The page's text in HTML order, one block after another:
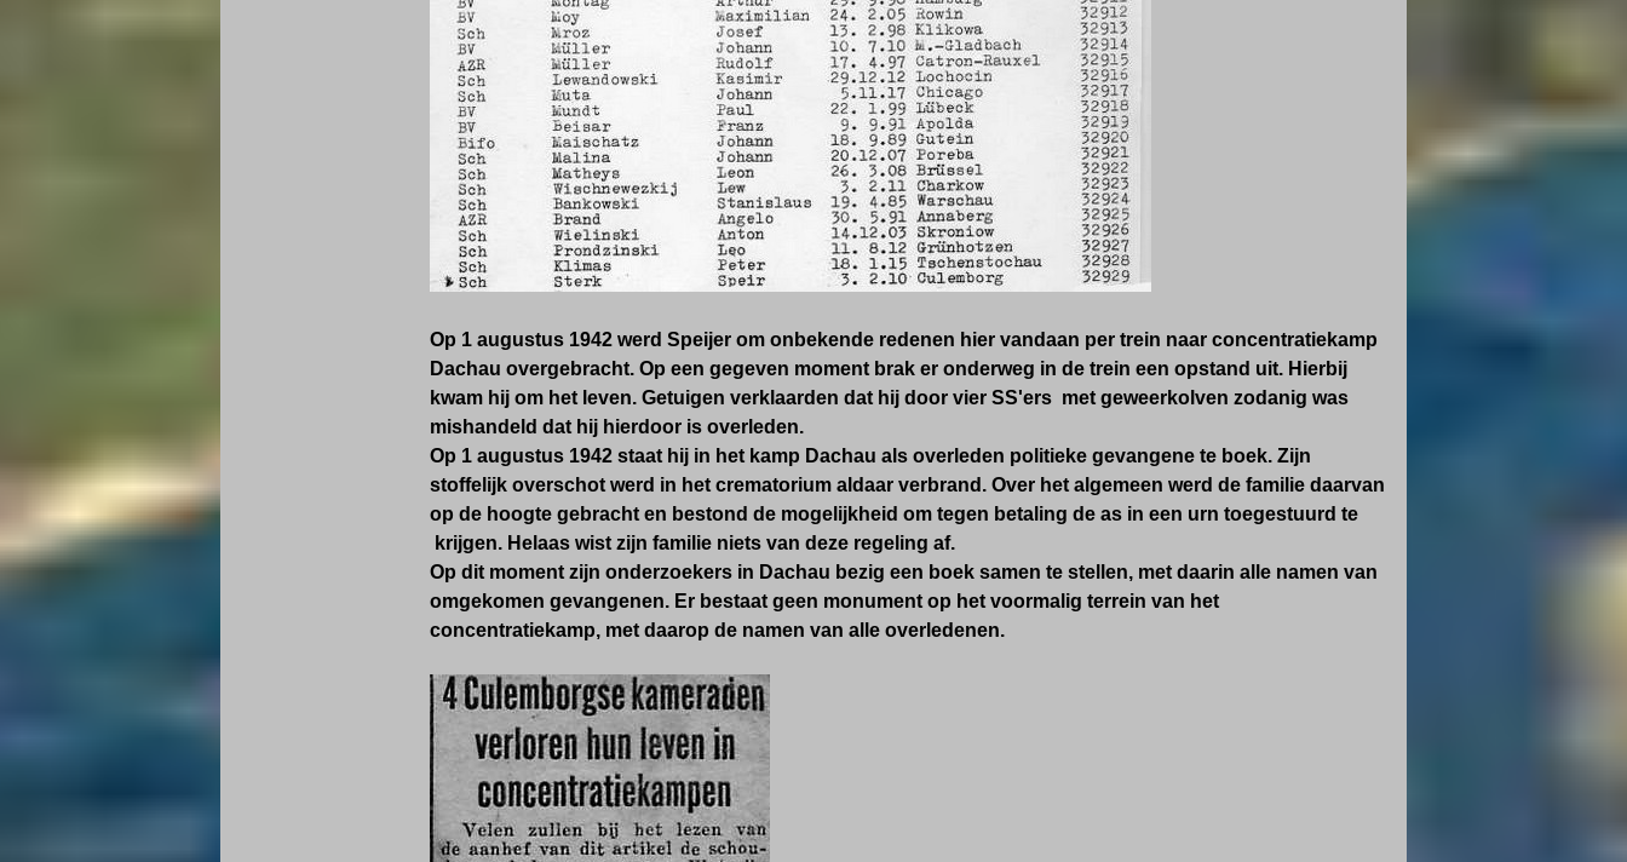
Op 1 augustus 1942 werd Speijer om onbekende redenen hier vandaan per trein naar concentratiekamp
Dachau overgebracht. Op een gegeven moment brak er onderweg in de trein een opstand uit. Hierbij
kwam hij om het leven. Getuigen verklaarden dat hij door vier SS'ers met geweerkolven zodanig was
mishandeld dat hij hierdoor is overleden.
Op 1 augustus 1942 staat hij in het kamp Dachau als overleden politieke gevangene te boek. Zijn
stoffelijk overschot werd in het crematorium aldaar verbrand. Over het algemeen werd de familie daarvan
op de hoogte gebracht en bestond de mogelijkheid om tegen betaling de as in een urn toegestuurd te
krijgen. Helaas wist zijn familie niets van deze regeling af.
Op dit moment zijn onderzoekers in Dachau bezig een boek samen te stellen, met daarin alle namen van
omgekomen gevangenen. Er bestaat geen monument op het voormalig terrein van het
concentratiekamp, met daarop de namen van alle overledenen.